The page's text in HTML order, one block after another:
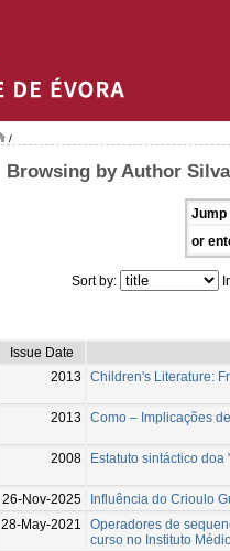
/
Browsing by Author
Jump
or
Sort by:
Issue Date
2013
Children's Literature:
2013 Como – Implicações
2008 Estatuto sintáctico
26-Nov-2025
Influência do Crioulo
28-May-2021
Operadores de
curso no Instituto